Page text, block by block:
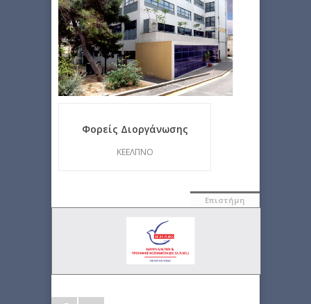
Φορείς Διοργάνωσης
ΚΕΕΛΠΝΟ
Επιστήμη